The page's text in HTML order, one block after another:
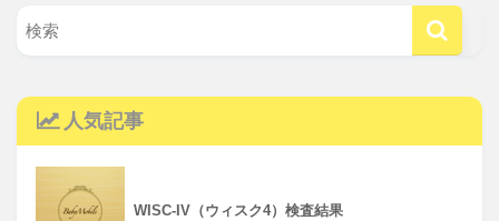
人気記事
WISC-IV（ウィスク4）検査結果